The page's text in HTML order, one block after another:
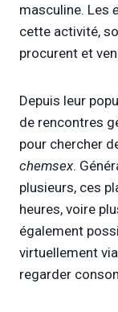
masculine. Les
cette activité,
procurent et
Depuis leur
de rencontres
pour chercher
chemsex.
plusieurs, ces
heures, voire
également
virtuellement
regarder